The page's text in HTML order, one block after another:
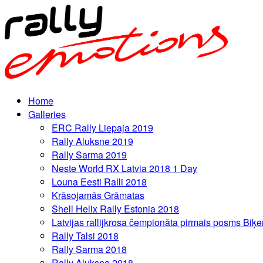
Home
Galleries
ERC Rally Liepaja 2019
Rally Aluksne 2019
Rally Sarma 2019
Neste World RX Latvia 2018 1 Day
Louna Eesti Ralli 2018
Krāsojamās Grāmatas
Shell Helix Rally Estonia 2018
Latvijas rallijkrosa čempionāta pirmais posms
Rally Talsi 2018
Rally Sarma 2018